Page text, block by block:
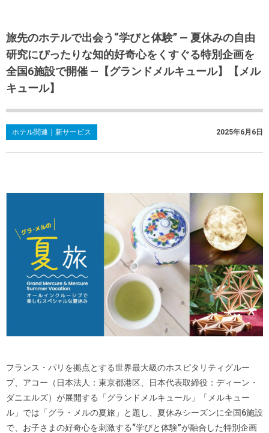
旅先のホテルで出会う“学びと体験” ― 夏休みの自由
研究にぴったりな知的好奇心をくすぐる特別企画を
全国6施設で開催 ―【グランドメルキュール】【メル
キュール】
ホテル関連｜新サービス 2025年6月6日
フランス・パリを拠点とする世界最大級のホスピタリティグルー
プ、アコー（日本法人：東京都港区、日本代表取締役：ディーン・
ダニエルズ）が展開する「グランドメルキュール」「メルキュー
ル」では「グラ・メルの夏旅」と題し、夏休みシーズンに全国6施設
で、お子さまの好奇心を刺激する“学びと体験”が融合した特別企画